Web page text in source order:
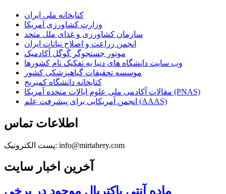
کتابخانه ملی ایران
وزارت کشاورزی آمریکا
سازمان کشاورزی و غذای ملل متحد
انجمن زراعت و اصلاح نباتات ایران
موتور جستجوگر گوگل آکادمیک
وب سایت دانشگاه های دنیا به تفکیک نام کشورها
موسسه تحقیقات گیاهپزشکی کشور
کتابخانه دانشگاه کمبریج
مقالات آکادمی ملی علوم ایالات متحده آمریکا (PNAS)
انجمن آمریکایی برای پیشرفت علم (AAAS)
اطلاعات تماس
پست الکترونیک: info@mirtahery.com
آخرین اخبار سایت
ماده آنتی باکتریال موجود در برخی